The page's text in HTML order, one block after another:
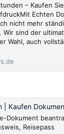
– Kaufen
Echten
nicht mehr
Wir sind der
Wahl, auch
| Kaufen
Dokument
Reisepass